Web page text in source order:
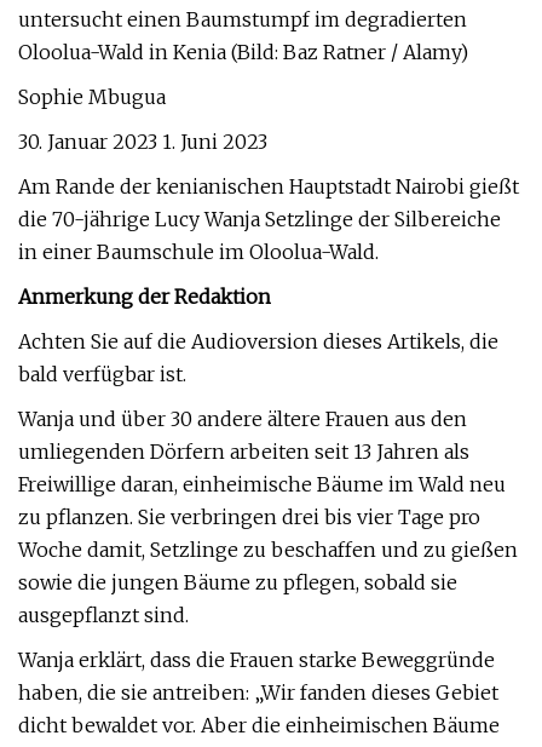
untersucht einen Baumstumpf im degradierten
Oloolua-Wald in Kenia (Bild: Baz Ratner / Alamy)
Sophie Mbugua
30. Januar 2023 1. Juni 2023
Am Rande der kenianischen Hauptstadt Nairobi gießt
die 70-jährige Lucy Wanja Setzlinge der Silbereiche
in einer Baumschule im Oloolua-Wald.
Anmerkung der Redaktion
Achten Sie auf die Audioversion dieses Artikels, die
bald verfügbar ist.
Wanja und über 30 andere ältere Frauen aus den
umliegenden Dörfern arbeiten seit 13 Jahren als
Freiwillige daran, einheimische Bäume im Wald neu
zu pflanzen. Sie verbringen drei bis vier Tage pro
Woche damit, Setzlinge zu beschaffen und zu gießen
sowie die jungen Bäume zu pflegen, sobald sie
ausgepflanzt sind.
Wanja erklärt, dass die Frauen starke Beweggründe
haben, die sie antreiben: „Wir fanden dieses Gebiet
dicht bewaldet vor. Aber die einheimischen Bäume